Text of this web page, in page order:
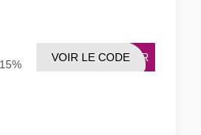
BPFR
VOIR LE CODE